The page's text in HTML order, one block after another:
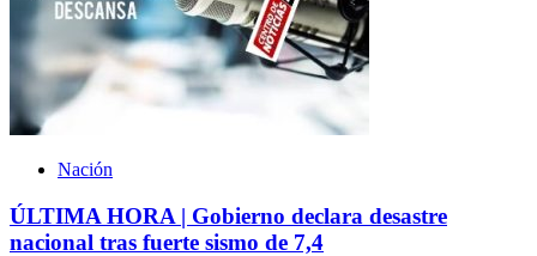
Nación
ÚLTIMA HORA | Gobierno declara desastre
nacional tras fuerte sismo de 7,4